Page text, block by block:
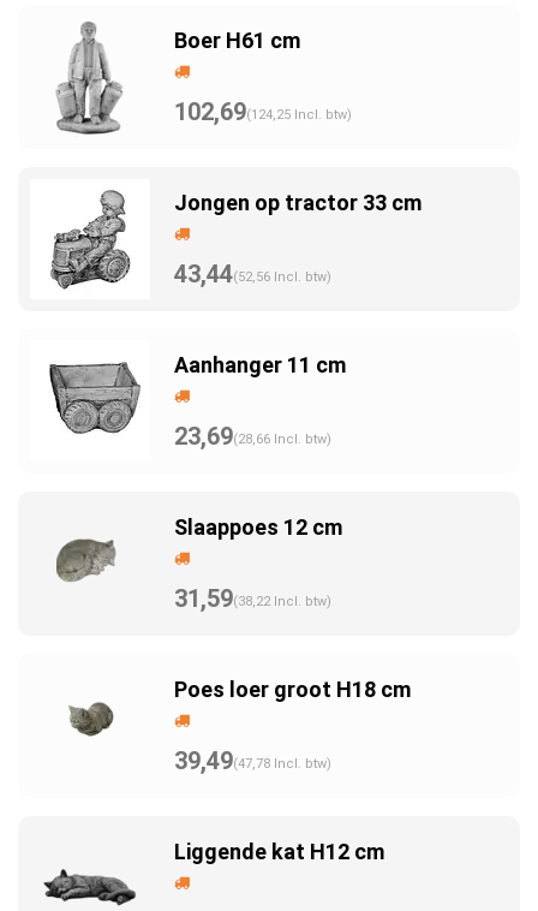
Boer H61 cm
102,69(124,25 Incl. btw)
Jongen op tractor 33 cm
43,44(52,56 Incl. btw)
Aanhanger 11 cm
23,69(28,66 Incl. btw)
Slaappoes 12 cm
31,59(38,22 Incl. btw)
Poes loer groot H18 cm
39,49(47,78 Incl. btw)
Liggende kat H12 cm